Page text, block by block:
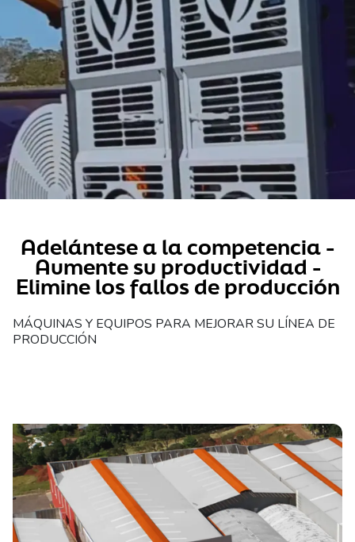
Adelántese a la competencia -
Aumente su productividad -
Elimine los fallos de producción
MÁQUINAS Y EQUIPOS PARA MEJORAR SU LÍNEA DE
PRODUCCIÓN